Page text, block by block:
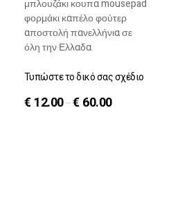
Τυπώστε το δικό σας σχέδιο
€ 12.00–€ 60.00